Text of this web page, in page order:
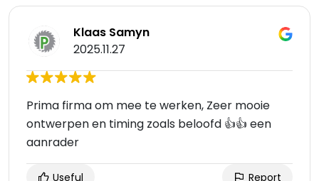
Klaas Samyn
2025.11.27
Prima firma om mee te werken, Zeer mooie
ontwerpen en timing zoals beloofd 👍👍 een
aanrader
Useful Report